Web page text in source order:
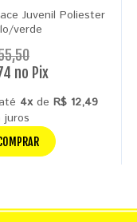
Juvenil Poliester
verde
no Pix
4xde R$ 12,49
juros